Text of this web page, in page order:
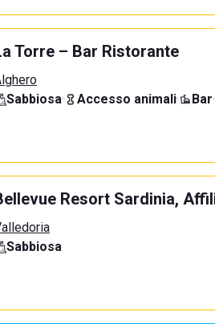
Torre – Bar Ristorante
Sabbiosa· Accesso animali· Bar·
Resort Sardinia,
Sabbiosa